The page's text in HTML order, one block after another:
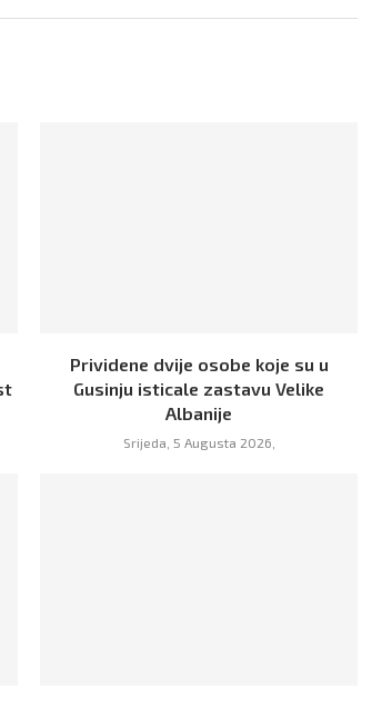
Prividene dvije osobe koje su u
Gusinju isticale zastavu Velike
Albanije
Srijeda, 5 Augusta 2026,